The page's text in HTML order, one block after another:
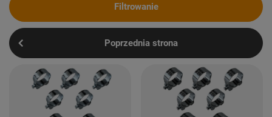
Filtrowanie
Poprzednia strona